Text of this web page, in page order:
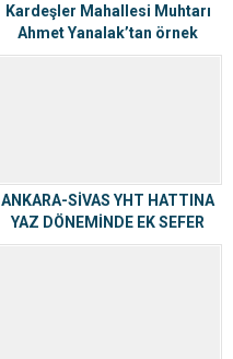
Kardeşler Mahallesi Muhtarı
Ahmet Yanalak’tan örnek
davranış…
ANKARA-SİVAS YHT HATTINA
YAZ DÖNEMİNDE EK SEFER
MÜJDESİ